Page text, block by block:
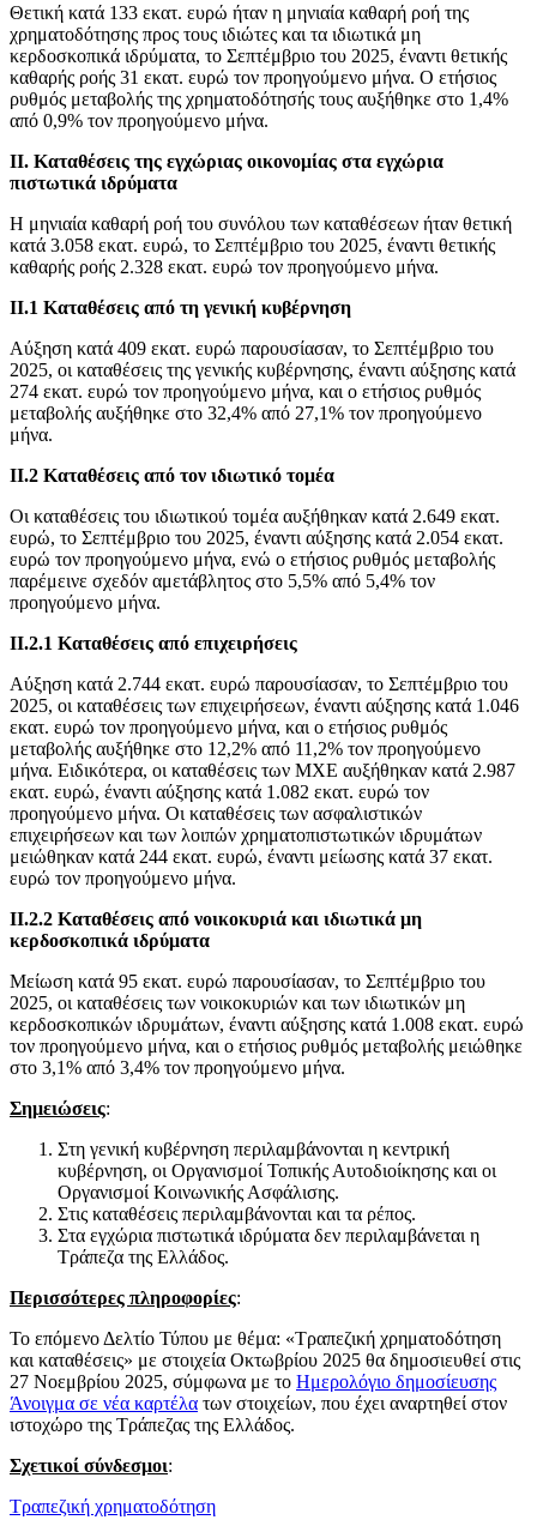
Θετική κατά 133 εκατ. ευρώ ήταν η μηνιαία καθαρή ροή της
χρηματοδότησης προς τους ιδιώτες και τα ιδιωτικά μη
κερδοσκοπικά ιδρύματα, το Σεπτέμβριο του 2025, έναντι θετικής
καθαρής ροής 31 εκατ. ευρώ τον προηγούμενο μήνα. Ο ετήσιος
ρυθμός μεταβολής της χρηματοδότησής τους αυξήθηκε στο 1,4%
από 0,9% τον προηγούμενο μήνα.
ΙΙ. Καταθέσεις της εγχώριας οικονομίας στα εγχώρια
πιστωτικά ιδρύματα
H μηνιαία καθαρή ροή του συνόλου των καταθέσεων ήταν θετική
κατά 3.058 εκατ. ευρώ, το Σεπτέμβριο του 2025, έναντι θετικής
καθαρής ροής 2.328 εκατ. ευρώ τον προηγούμενο μήνα.
ΙΙ.1 Καταθέσεις από τη γενική κυβέρνηση
Αύξηση κατά 409 εκατ. ευρώ παρουσίασαν, το Σεπτέμβριο του
2025, οι καταθέσεις της γενικής κυβέρνησης, έναντι αύξησης κατά
274 εκατ. ευρώ τον προηγούμενο μήνα, και ο ετήσιος ρυθμός
μεταβολής αυξήθηκε στο 32,4% από 27,1% τον προηγούμενο
μήνα.
ΙΙ.2 Καταθέσεις από τον ιδιωτικό τομέα
Οι καταθέσεις του ιδιωτικού τομέα αυξήθηκαν κατά 2.649 εκατ.
ευρώ, το Σεπτέμβριο του 2025, έναντι αύξησης κατά 2.054 εκατ.
ευρώ τον προηγούμενο μήνα, ενώ ο ετήσιος ρυθμός μεταβολής
παρέμεινε σχεδόν αμετάβλητος στο 5,5% από 5,4% τον
προηγούμενο μήνα.
ΙΙ.2.1 Καταθέσεις από επιχειρήσεις
Αύξηση κατά 2.744 εκατ. ευρώ παρουσίασαν, το Σεπτέμβριο του
2025, οι καταθέσεις των επιχειρήσεων, έναντι αύξησης κατά 1.046
εκατ. ευρώ τον προηγούμενο μήνα, και ο ετήσιος ρυθμός
μεταβολής αυξήθηκε στο 12,2% από 11,2% τον προηγούμενο
μήνα. Ειδικότερα, οι καταθέσεις των MXE αυξήθηκαν κατά 2.987
εκατ. ευρώ, έναντι αύξησης κατά 1.082 εκατ. ευρώ τον
προηγούμενο μήνα. Οι καταθέσεις των ασφαλιστικών
επιχειρήσεων και των λοιπών χρηματοπιστωτικών ιδρυμάτων
μειώθηκαν κατά 244 εκατ. ευρώ, έναντι μείωσης κατά 37 εκατ.
ευρώ τον προηγούμενο μήνα.
ΙΙ.2.2 Καταθέσεις από νοικοκυριά και ιδιωτικά μη
κερδοσκοπικά ιδρύματα
Μείωση κατά 95 εκατ. ευρώ παρουσίασαν, το Σεπτέμβριο του
2025, οι καταθέσεις των νοικοκυριών και των ιδιωτικών μη
κερδοσκοπικών ιδρυμάτων, έναντι αύξησης κατά 1.008 εκατ. ευρώ
τον προηγούμενο μήνα, και ο ετήσιος ρυθμός μεταβολής μειώθηκε
στο 3,1% από 3,4% τον προηγούμενο μήνα.
Σημειώσεις:
Στη γενική κυβέρνηση περιλαμβάνονται η κεντρική
κυβέρνηση, οι Οργανισμοί Τοπικής Αυτοδιοίκησης και οι
Οργανισμοί Κοινωνικής Ασφάλισης.
Στις καταθέσεις περιλαμβάνονται και τα ρέπος.
Στα εγχώρια πιστωτικά ιδρύματα δεν περιλαμβάνεται η
Τράπεζα της Ελλάδος.
Περισσότερες πληροφορίες:
Το επόμενο Δελτίο Τύπου με θέμα: «Τραπεζική χρηματοδότηση
και καταθέσεις» με στοιχεία Οκτωβρίου 2025 θα δημοσιευθεί στις
27 Νοεμβρίου 2025, σύμφωνα με το Ημερολόγιο δημοσίευσης
Άνοιγμα σε νέα καρτέλα των στοιχείων, που έχει αναρτηθεί στον
ιστοχώρο της Τράπεζας της Ελλάδος.
Σχετικοί σύνδεσμοι:
Τραπεζική χρηματοδότηση